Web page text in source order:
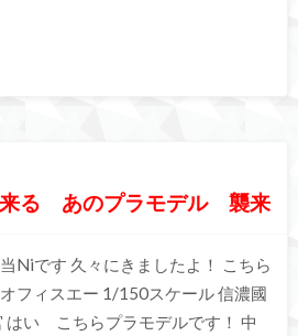
来る あのプラモデル 襲来
Niです 久々にきましたよ！ こちら
フィスエー 1/150スケール 信濃國
はい こちらプラモデルです！ 中